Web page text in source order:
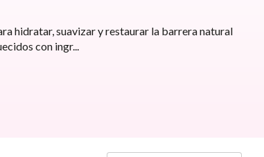
hidratar, suavizar y restaurar la barrera natural
con ingr...